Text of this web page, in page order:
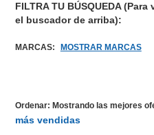
FILTRA TU BÚSQUEDA
el buscador de arriba):
MARCAS: MOSTRAR MARCAS
Ordenar: Mostrando las mejores
más vendidas